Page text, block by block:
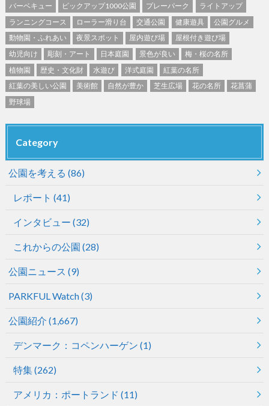
バーベキュー ピックアップ1000公園 プレーパーク
ライトアップ
ランニングコース
ローラー滑り台 交通公園 健康遊具
公園グルメ
動物園・ふれあい
夜景スポット 屋内遊び場
屋根付き遊び場
幼児向け
彫刻・アート 日本庭園 景色が良い
梅・桜の名所
植物園
歴史・文化財 水遊び 洋式庭園
紅葉の名所
紅葉の美しい公園
美術館 自然が豊か 芝生広場 花の名所
花菖蒲
野球場
Category
公園を考える (86)
レポート (41)
インタビュー (32)
これからの公園 (28)
公園ニュース (9)
PARKFUL Watch(3)
公園紹介 (1,667)
デンマーク：コペンハーゲン (1)
特集(262)
アメリカ：ポートランド (11)